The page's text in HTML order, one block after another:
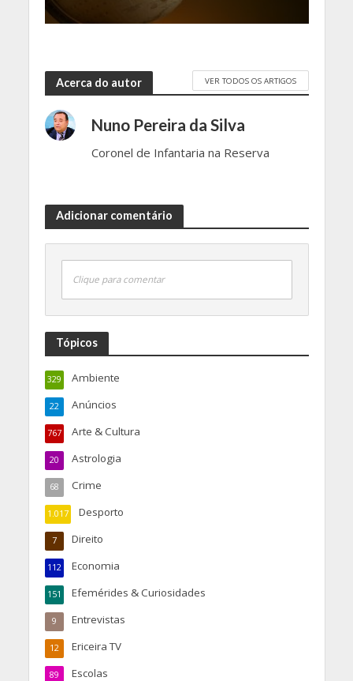
Acerca do autor VER TODOS OS ARTIGOS
Nuno Pereira da Silva
Coronel de Infantaria na Reserva
Adicionar comentário
Clique para comentar
Tópicos
Ambiente
329
Anúncios
22
Arte & Cultura
767
Astrologia
20
Crime
68
Desporto
1.017
Direito
7
Economia
112
Efemérides & Curiosidades
151
Entrevistas
9
Ericeira TV
12
Escolas
89